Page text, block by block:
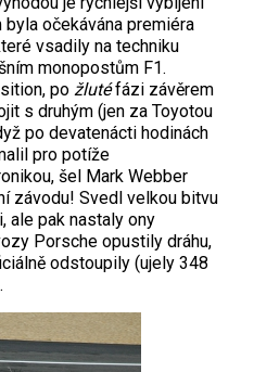
byla očekávána premiéra
vsadily na techniku
monopostům F1.
po žlutéfázi závěrem
s druhým (jen za Toyotou
po devatenácti hodinách
pro potíže
šel Mark Webber
závodu! Svedl velkou bitvu
ale pak nastaly ony
Porsche opustily dráhu,
odstoupily (ujely 348